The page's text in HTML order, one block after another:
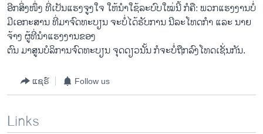
ອີກສິ່ງໜຶ່ງ ທີ່​ເປັນແຮງຈູງໃຈ ​ໃຫ້ນຳໃຊ້ລະບົບໃໝ່ນີ້ ກໍຄື: ພວກແຮງງານບໍ່​
ມີ​ເອກະສານ ທີ່ມາຈົດທະບຽນ ຈະບໍ່​ໄດ້​ຮັບການ ນີລະ​ໂທດ​ກຳ ແລະ ນາຍ
ຈ້າງ ຜູ້ທີ່ນຳແຮງງານຂອງ
ຕົນ ມາສູນບໍລິການຈົດທະບຽນ ຈຸດດຽວນັ້ນ ກໍຈະບໍ່ຖືກລົງໂທດເຊັ່ນກັນ.
ແຊຣ໌ Follow us
Links